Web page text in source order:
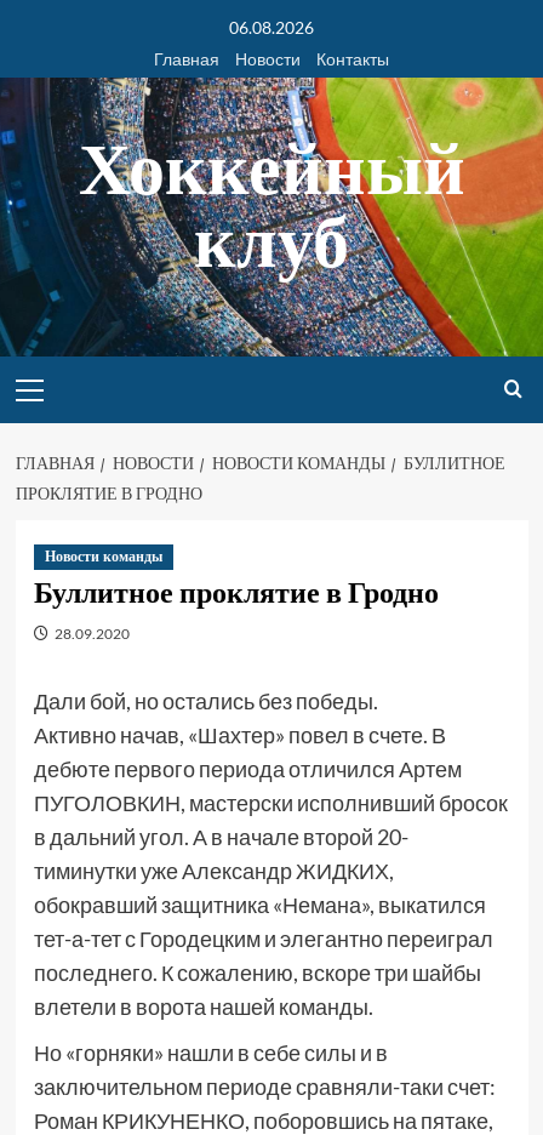
06.08.2026
Главная
Новости Контакты
Хоккейный
клуб
ГЛАВНАЯ НОВОСТИ НОВОСТИ КОМАНДЫ
БУЛЛИТНОЕ
ПРОКЛЯТИЕ В ГРОДНО
Новости команды
Буллитное проклятие в Гродно
28.09.2020
Дали бой, но остались без победы.
Активно начав, «Шахтер» повел в счете. В
дебюте первого периода отличился Артем
ПУГОЛОВКИН, мастерски исполнивший бросок
в дальний угол. А в начале второй 20-
тиминутки уже Александр ЖИДКИХ,
обокравший защитника «Немана», выкатился
тет-а-тет с Городецким и элегантно переиграл
последнего. К сожалению, вскоре три шайбы
влетели в ворота нашей команды.
Но «горняки» нашли в себе силы и в
заключительном периоде сравняли-таки счет:
Роман КРИКУНЕНКО, поборовшись на пятаке,